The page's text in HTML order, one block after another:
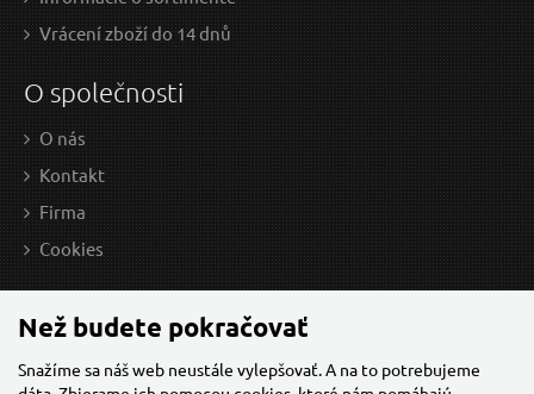
Vrácení zboží do 14 dnů
O společnosti
O nás
Kontakt
Firma
Cookies
Než budete pokračovať
Snažíme sa náš web neustále vylepšovať. A na to potrebujeme